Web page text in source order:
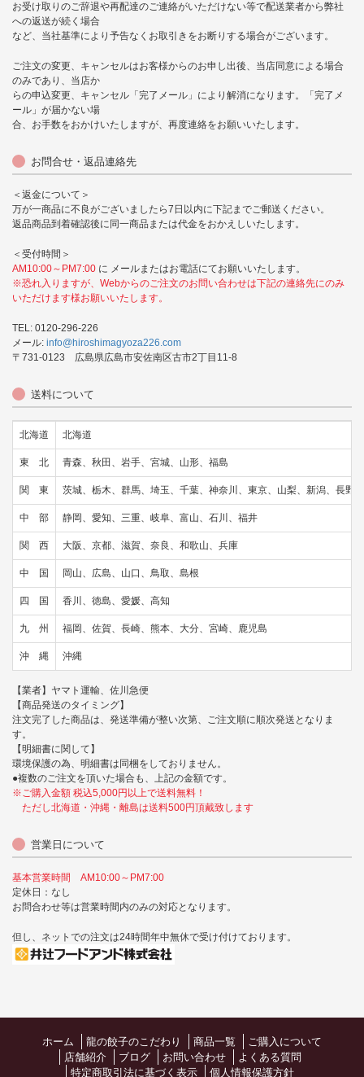
お受け取りのご辞退や再配達のご連絡がいただけない等で配送業者から弊社
への返送が続く場合
など、当社基準により予告なくお取引きをお断りする場合がございます。
ご注文の変更、キャンセルはお客様からのお申し出後、当店同意による場合
のみであり、当店か
らの申込変更、キャンセル「完了メール」により解消になります。「完了メ
ール」が届かない場
合、お手数をおかけいたしますが、再度連絡をお願いいたします。
お問合せ・返品連絡先
＜返金について＞
万が一商品に不良がございましたら7日以内に下記までご郵送ください。
返品商品到着確認後に同一商品または代金をおかえしいたします。
＜受付時間＞
AM10:00～PM7:00 に メールまたはお電話にてお願いいたします。
※恐れ入りますが、Webからのご注文のお問い合わせは下記の連絡先にのみ
いただけます様お願いいたします。
TEL: 0120-296-226
メール: info@hiroshimagyoza226.com
〒731-0123 広島県広島市安佐南区古市2丁目11-8
送料について
北海道 北海道
東 北 青森、秋田、岩手、宮城、山形、福島
関 東 茨城、栃木、群馬、埼玉、千葉、神奈川、東京、山梨、新潟、長野
中 部 静岡、愛知、三重、岐阜、富山、石川、福井
関 西 大阪、京都、滋賀、奈良、和歌山、兵庫
中 国 岡山、広島、山口、鳥取、島根
四 国 香川、徳島、愛媛、高知
九 州 福岡、佐賀、長崎、熊本、大分、宮崎、鹿児島
沖 縄 沖縄
【業者】ヤマト運輸、佐川急便
【商品発送のタイミング】
注文完了した商品は、発送準備が整い次第、ご注文順に順次発送となりま
す。
【明細書に関して】
環境保護の為、明細書は同梱をしておりません。
●複数のご注文を頂いた場合も、上記の金額です。
※ご購入金額 税込5,000円以上で送料無料！
ただし北海道・沖縄・離島は送料500円頂戴致します
営業日について
基本営業時間 AM10:00～PM7:00
定休日：なし
お問合わせ等は営業時間内のみの対応となります。
但し、ネットでの注文は24時間年中無休で受け付けております。
ホーム 龍の餃子のこだわり 商品一覧
ご購入について
店舗紹介
ブログ お問い合わせ
よくある質問
特定商取引法に基づく表示
個人情報保護方針